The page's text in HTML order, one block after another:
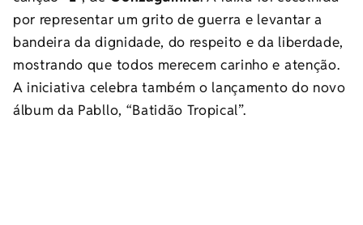
por representar um grito de guerra e levantar a
bandeira da dignidade, do respeito e da liberdade,
mostrando que todos merecem carinho e atenção.
A iniciativa celebra também o lançamento do novo
álbum da Pabllo, “Batidão Tropical”.